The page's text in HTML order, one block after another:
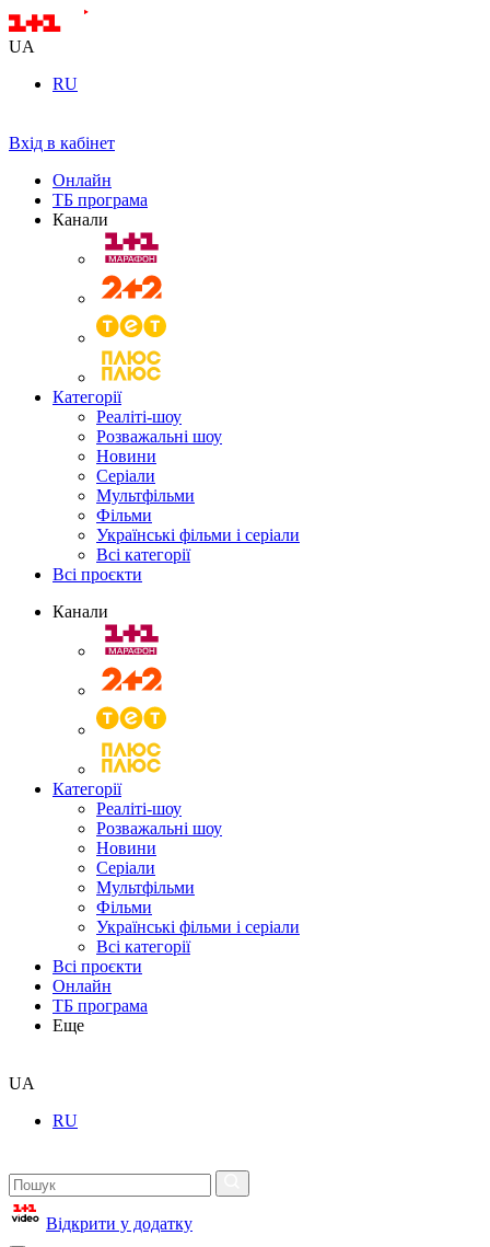
UA
RU
Вхід в кабінет
Онлайн
ТБ програма
Канали
Категорії
Реаліті-шоу
Розважальні шоу
Новини
Серіали
Мультфільми
Фільми
Українські фільми і серіали
Всі категорії
Всі проєкти
Канали
Категорії
Реаліті-шоу
Розважальні шоу
Новини
Серіали
Мультфільми
Фільми
Українські фільми і серіали
Всі категорії
Всі проєкти
Онлайн
ТБ програма
Еще
UA
RU
Відкрити у додатку